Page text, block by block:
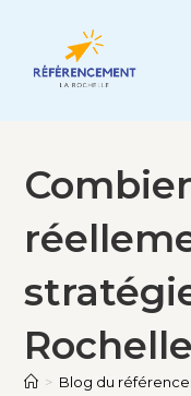
> Blog du